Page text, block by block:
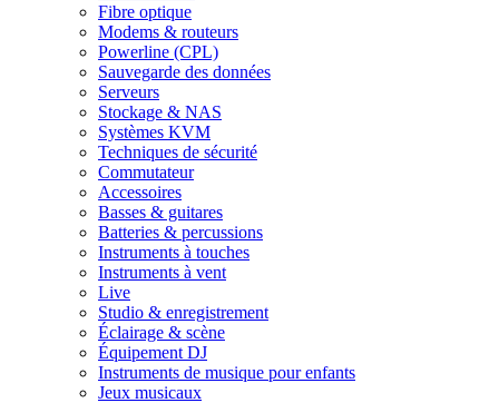
Fibre optique
Modems & routeurs
Powerline (CPL)
Sauvegarde des données
Serveurs
Stockage & NAS
Systèmes KVM
Techniques de sécurité
Commutateur
Accessoires
Basses & guitares
Batteries & percussions
Instruments à touches
Instruments à vent
Live
Studio & enregistrement
Éclairage & scène
Équipement DJ
Instruments de musique pour enfants
Jeux musicaux